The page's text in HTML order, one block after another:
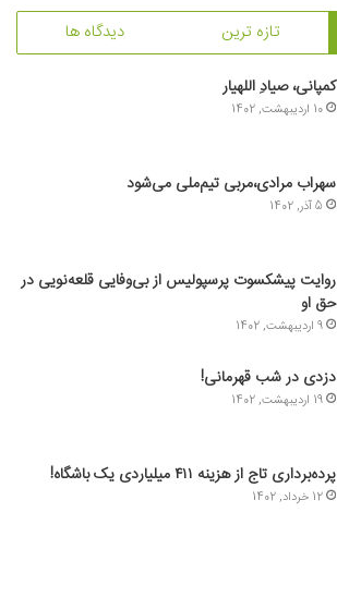
تازه ترین دیدگاه ها
کمپانی، صیادِ اللهیار
10 اردیبهشت, 1402
سهراب مرادی،مربی تیم‌ملی می‌شود
5 آذر, 1402
روایت پیشکسوت پرسپولیس از بی‌وفایی قلعه‌نویی در
حق او
9 اردیبهشت, 1402
دزدی در شب قهرمانی!
19 اردیبهشت, 1402
پرده‌برداری تاج از هزینه ۴۱۱ میلیاردی یک باشگاه!
12 خرداد, 1402